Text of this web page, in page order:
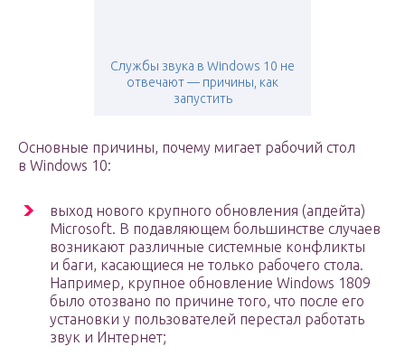
Службы звука в Windows 10 не
отвечают — причины, как
запустить
Основные причины, почему мигает рабочий стол
в Windows 10:
выход нового крупного обновления (апдейта)
Microsoft. В подавляющем большинстве случаев
возникают различные системные конфликты
и баги, касающиеся не только рабочего стола.
Например, крупное обновление Windows 1809
было отозвано по причине того, что после его
установки у пользователей перестал работать
звук и Интернет;